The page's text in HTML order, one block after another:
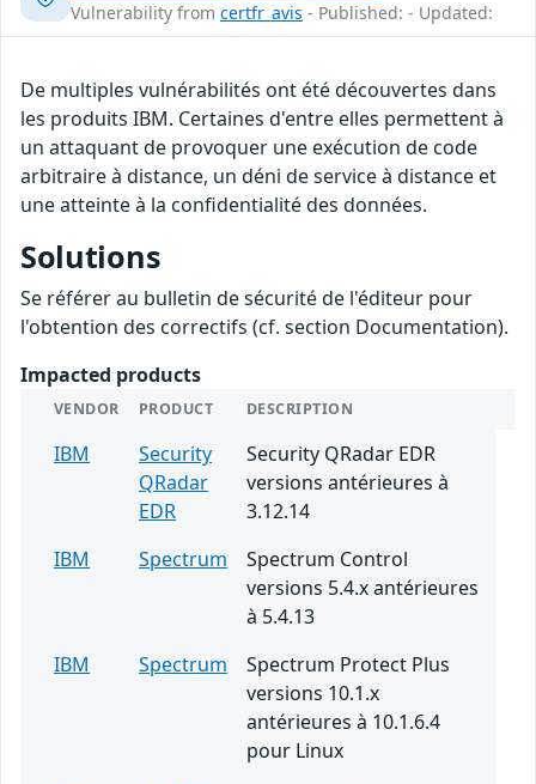
Vulnerability from certfr_avis - Published: - Updated:
De multiples vulnérabilités ont été découvertes dans
les produits IBM. Certaines d'entre elles permettent à
un attaquant de provoquer une exécution de code
arbitraire à distance, un déni de service à distance et
une atteinte à la confidentialité des données.
Solutions
Se référer au bulletin de sécurité de l'éditeur pour
l'obtention des correctifs (cf. section Documentation).
Impacted products
VENDOR PRODUCT DESCRIPTION
IBM
Security
QRadar
EDR
Security QRadar EDR
versions antérieures à
3.12.14
IBM
Spectrum
Spectrum Control
versions 5.4.x antérieures
à 5.4.13
IBM
Spectrum
Spectrum Protect Plus
versions 10.1.x
antérieures à 10.1.6.4
pour Linux